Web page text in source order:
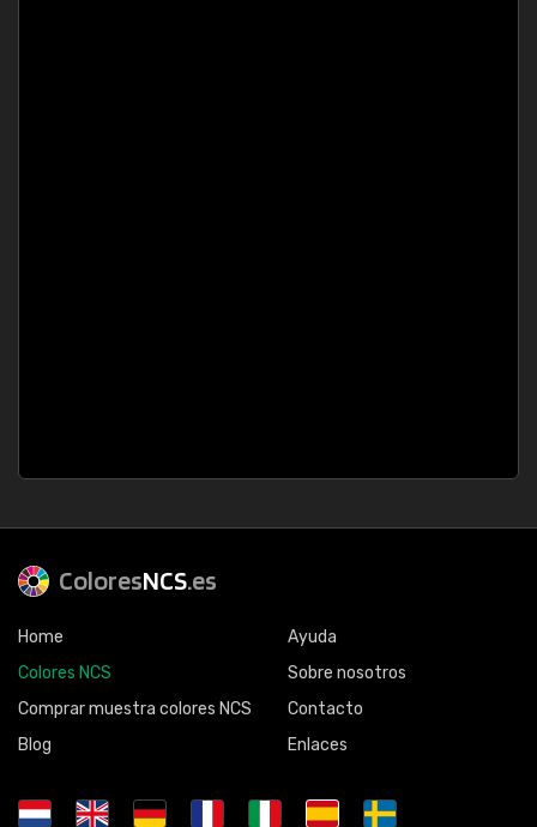
ColoresNCS.es
Home
Colores NCS
Comprar muestra colores NCS
Blog
Ayuda
Sobre nosotros
Contacto
Enlaces